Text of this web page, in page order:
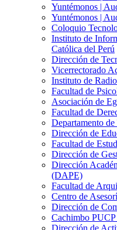
Yuntémonos |
Yuntémonos |
Coloquio
Instituto de
Católica del Perú
Dirección de
Vicerrectorado
Instituto de
Facultad de
Asociación de
Facultad de
Departamento
Dirección de
Facultad de
Dirección de
Dirección
(DAPE)
Facultad de
Centro de
Dirección de
Cachimbo
Dirección de